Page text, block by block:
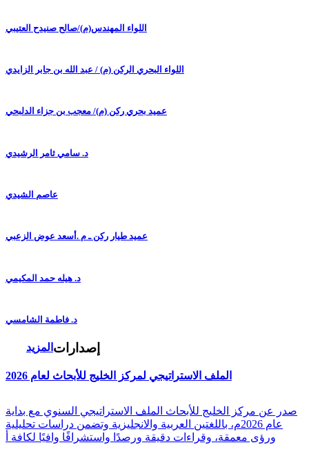
اللواء المهندس(م)/صالح صنيدح العتيبي
اللواء البحري الركن (م) / عبد الله بن جابر الزايدي
عميد بحري ركن (م)/ معجب بن جزاء الدلبحي
د. سامي ثامر الرشيدي
عاصم الشيدي
عميد طيار ركن ـ م .أسعد عوض الزعبي
د. هيله حمد المكيمي
د. فاطمة الشامسي
المزيد إصدارات
الملف الاستراتيجي لمركز الخليج للأبحاث لعام 2026
صدر عن مركز الخليج للأبحاث الملف الاستراتيجي السنوي مع بداية
عام 2026م، باللغتين العربية والانجليزية وتضمن دراسات تحليلية
ورؤى معمقة، وقراءات دقيقة ورصدًا واستشرافًا وافيًا لكافة أ